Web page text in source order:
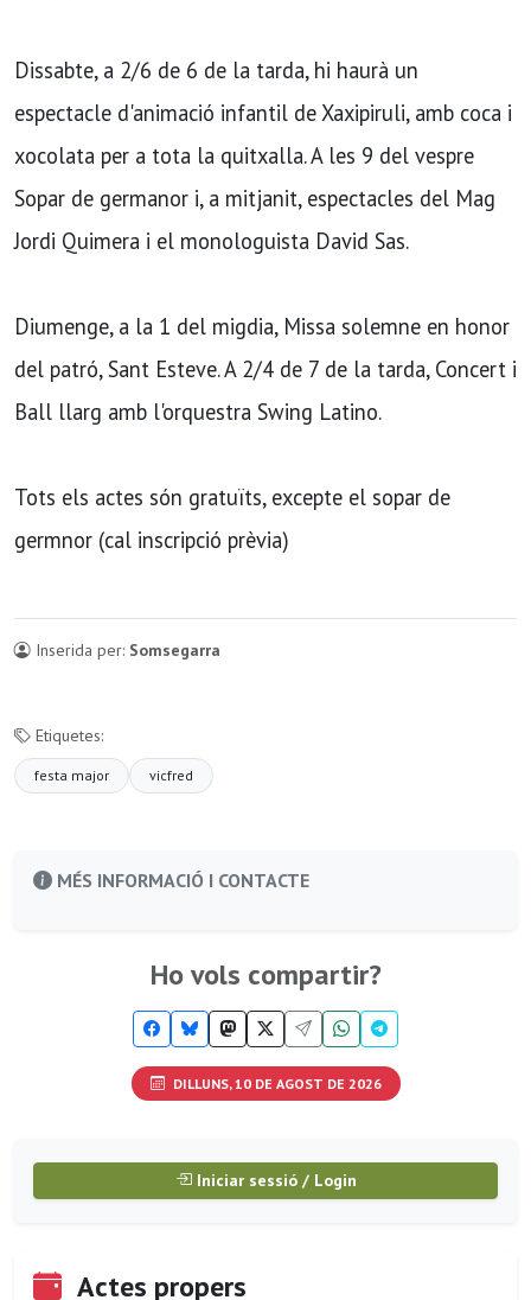
Dissabte, a 2/6 de 6 de la tarda, hi haurà un
espectacle d'animació infantil de Xaxipiruli, amb coca i
xocolata per a tota la quitxalla. A les 9 del vespre
Sopar de germanor i, a mitjanit, espectacles del Mag
Jordi Quimera i el monologuista David Sas.
Diumenge, a la 1 del migdia, Missa solemne en honor
del patró, Sant Esteve. A 2/4 de 7 de la tarda, Concert i
Ball llarg amb l'orquestra Swing Latino.
Tots els actes són gratuïts, excepte el sopar de
germnor (cal inscripció prèvia)
Inserida per: Somsegarra
Etiquetes:
festa major vicfred
MÉS INFORMACIÓ I CONTACTE
Ho vols compartir?
DILLUNS, 10 DE AGOST DE 2026
Iniciar sessió / Login
Actes propers